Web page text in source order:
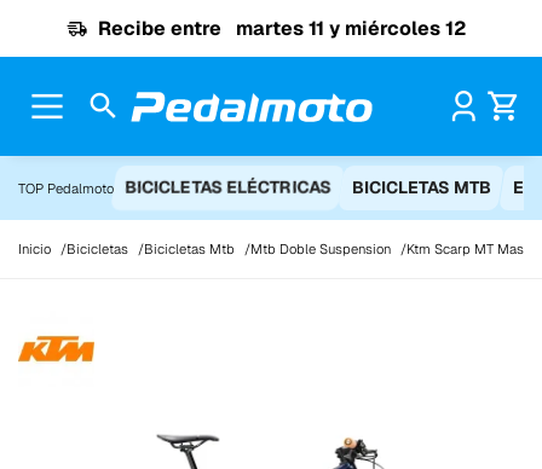
Recibe entre martes 11 y miércoles 12
TOP Pedalmoto BICICLETAS ELÉCTRICAS BICICLETAS MTB
Inicio Bicicletas Bicicletas Mtb Mtb Doble Suspension Ktm Scarp MT